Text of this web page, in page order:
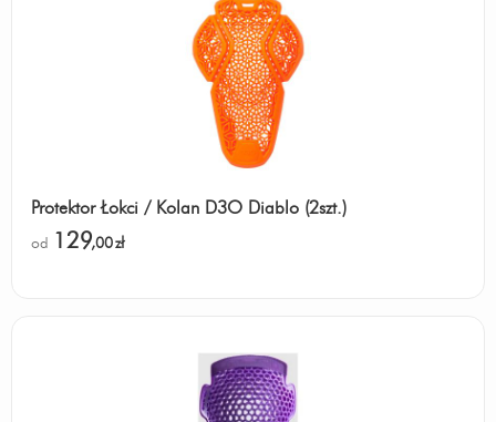
Protektor Łokci / Kolan D3O Diablo (2szt.)
od 129,00zł